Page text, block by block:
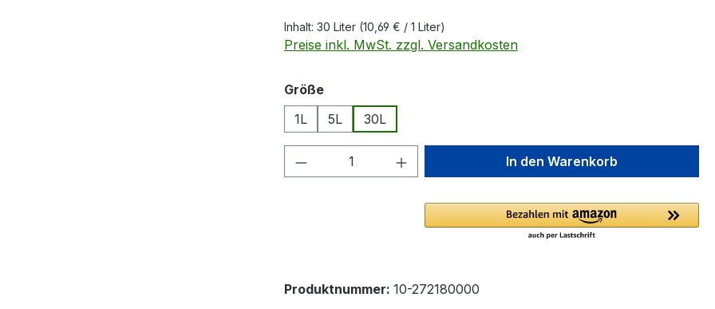
Inhalt: 30 Liter (10,69 € / 1 Liter)
Preise inkl. MwSt. zzgl. Versandkosten
Größeauswählen
1L
5L 30L
Produkt Anzahl: Gib den gewünschten Wert
In den Warenkorb
Produktnummer: 10-272180000